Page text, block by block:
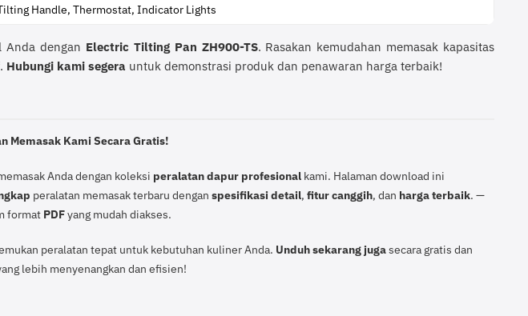
Handle, Thermostat, Indicator Lights
Anda dengan Electric Tilting Pan ZH900-TS. Rasakan kemudahan memasak kapasitas
Hubungi kami segera untuk demonstrasi produk dan penawaran harga terbaik!
Memasak Kami Secara Gratis!
Anda dengan koleksi peralatan dapur profesionalkami. Halaman download ini
peralatan memasak terbaru dengan spesifikasi detail, fitur canggih, dan harga terbaik. —
format PDFyang mudah diakses.
peralatan tepat untuk kebutuhan kuliner Anda. Unduh sekarang jugasecara gratis dan
lebih menyenangkan dan efisien!